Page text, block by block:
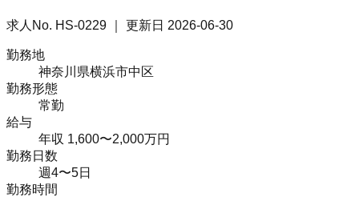
求人No. HS-0229 ｜ 更新日 2026-06-30
勤務地
神奈川県横浜市中区
勤務形態
常勤
給与
年収 1,600〜2,000万円
勤務日数
週4〜5日
勤務時間